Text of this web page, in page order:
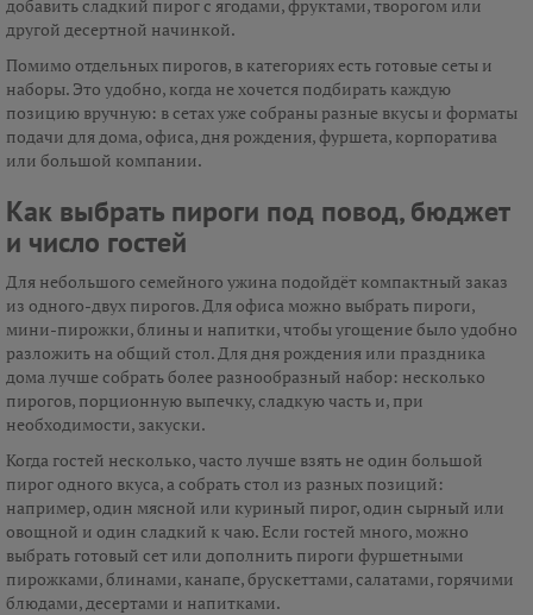
добавить сладкий пирог с ягодами, фруктами, творогом или
другой десертной начинкой.
Помимо отдельных пирогов, в категориях есть готовые сеты и
наборы. Это удобно, когда не хочется подбирать каждую
позицию вручную: в сетах уже собраны разные вкусы и форматы
подачи для дома, офиса, дня рождения, фуршета, корпоратива
или большой компании.
Как выбрать пироги под повод, бюджет
и число гостей
Для небольшого семейного ужина подойдёт компактный заказ
из одного-двух пирогов. Для офиса можно выбрать пироги,
мини-пирожки, блины и напитки, чтобы угощение было удобно
разложить на общий стол. Для дня рождения или праздника
дома лучше собрать более разнообразный набор: несколько
пирогов, порционную выпечку, сладкую часть и, при
необходимости, закуски.
Когда гостей несколько, часто лучше взять не один большой
пирог одного вкуса, а собрать стол из разных позиций:
например, один мясной или куриный пирог, один сырный или
овощной и один сладкий к чаю. Если гостей много, можно
выбрать готовый сет или дополнить пироги фуршетными
пирожками, блинами, канапе, брускеттами, салатами, горячими
блюдами, десертами и напитками.